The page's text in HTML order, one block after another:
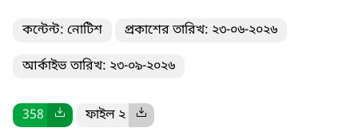
কন্টেন্ট: নোটিশ প্রকাশের তারিখ: ২৩-০৬-২০২৬
আর্কাইভ তারিখ: ২৩-০৯-২০২৬
358 ফাইল ২